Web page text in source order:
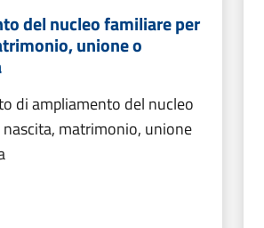
del nucleo familiare per
unione o
di ampliamento del nucleo
matrimonio, unione